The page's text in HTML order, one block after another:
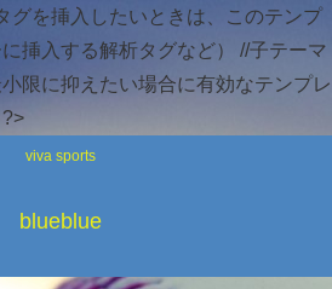
グを挿入したいときは、このテンプ
挿入する解析タグなど） //子テーマ
限に抑えたい場合に有効なテンプレ
?>
viva sports
blueblue